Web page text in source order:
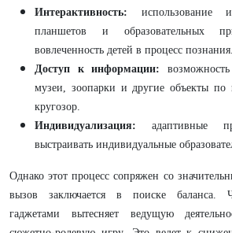
Интерактивность: использование
планшетов и образовательных
вовлеченность детей в процесс познания.
Доступ к информации:
музеи, зоопарки и другие объекты по
кругозор.
Индивидуализация: адаптивные
выстраивать индивидуальные
Однако этот процесс сопряжен со
вызов заключается в поиске баланса.
гаджетами вытесняет ведущую